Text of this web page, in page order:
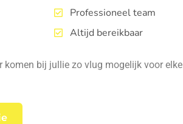
Professioneel team
Altijd bereikbaar
komen bij jullie zo vlug mogelijk voor elke